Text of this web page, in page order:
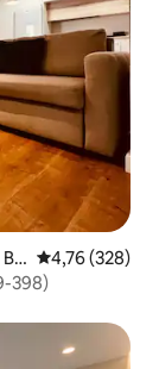
Calificación
4,76 (328)
(VuT 09-398)